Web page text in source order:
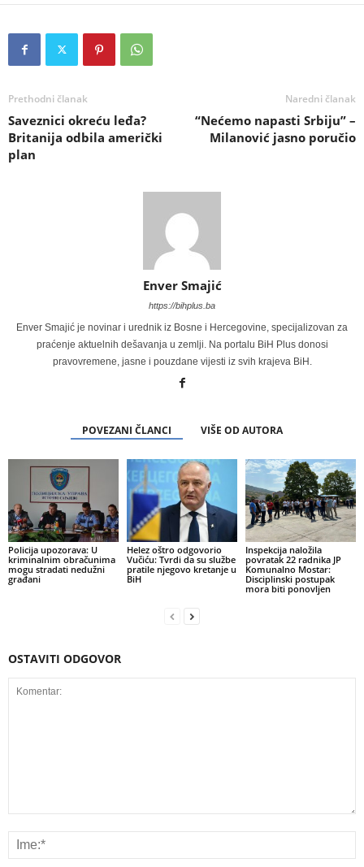
Prethodni članak
Saveznici okreću leđa?
Britanija odbila američki
plan
Naredni članak
“Nećemo napasti Srbiju” –
Milanović jasno poručio
Enver Smajić
https://bihplus.ba
Enver Smajić je novinar i urednik iz Bosne i Hercegovine, specijalizovan za
praćenje aktuelnih dešavanja u zemlji. Na portalu BiH Plus donosi
pravovremene, jasne i pouzdane vijesti iz svih krajeva BiH.
POVEZANI ČLANCI VIŠE OD AUTORA
Policija upozorava: U
kriminalnim obračunima
mogu stradati nedužni
građani
Helez oštro odgovorio
Vučiću: Tvrdi da su službe
pratile njegovo kretanje u
BiH
Inspekcija naložila
povratak 22 radnika JP
Komunalno Mostar:
Disciplinski postupak
mora biti ponovljen
OSTAVITI ODGOVOR